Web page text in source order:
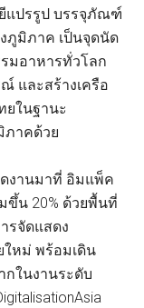
แปรรูป บรรจุภัณฑ์
ภูมิภาค เป็นจุดนัด
มอาหารทั่วโลก
และสร้างเครือ
ยในฐานะ
ภาคด้วย
ดงานมาที่ อิมแพ็ค
ขึ้น 20% ด้วยพื้นที่
รจัดแสดง
ใหม่ พร้อมเดิน
กในงานระดับ